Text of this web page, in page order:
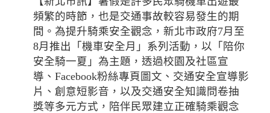
頻繁的時節，也是交通事故較容易發生的期
間。為提升騎乘安全觀念，新北市政府7月至
8月推出「機車安全月」系列活動，以「陪你
安全騎一夏」為主題，透過校園及社區宣
導、Facebook粉絲專頁圖文、交通安全宣導影
片、創意短影音，以及交通安全知識問卷抽
獎等多元方式，陪伴民眾建立正確騎乘觀念